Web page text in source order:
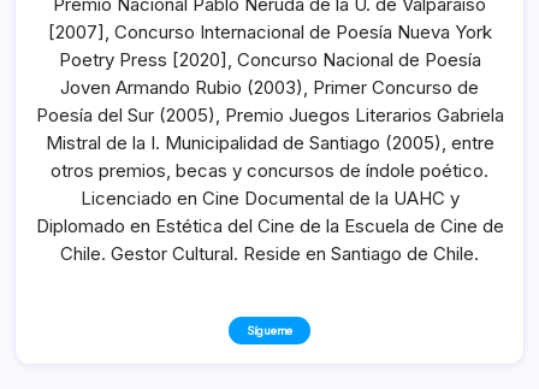
[2007], Concurso Internacional de Poesía Nueva York
Poetry Press [2020], Concurso Nacional de Poesía
Joven Armando Rubio (2003), Primer Concurso de
Poesía del Sur (2005), Premio Juegos Literarios Gabriela
Mistral de la I. Municipalidad de Santiago (2005), entre
otros premios, becas y concursos de índole poético.
Licenciado en Cine Documental de la UAHC y
Diplomado en Estética del Cine de la Escuela de Cine de
Chile. Gestor Cultural. Reside en Santiago de Chile.
Sígueme